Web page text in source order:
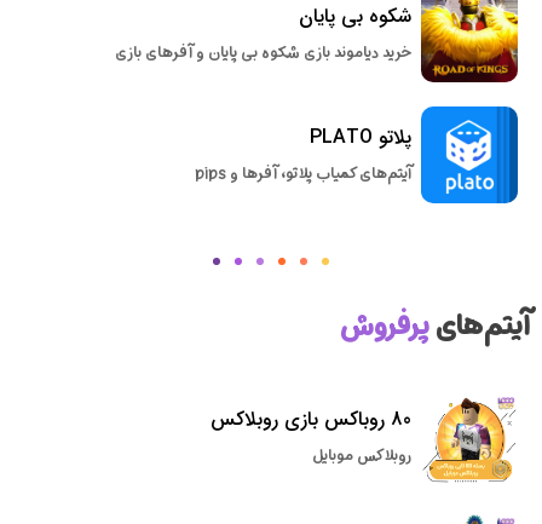
شکوه بی پایان
خرید دیاموند بازی شکوه بی پایان و آفرهای بازی
پلاتو PLATO
آیتم‌های کمیاب پلاتو، آفرها و pips
آیتم‌هایپرفروش
80 روباکس بازی روبلاکس
روبلاکس موبایل